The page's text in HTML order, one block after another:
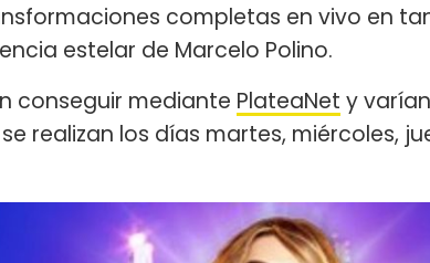
completas en vivo en
estelar de Marcelo Polino.
conseguir mediante PlateaNet y
realizan los días martes, miércoles,